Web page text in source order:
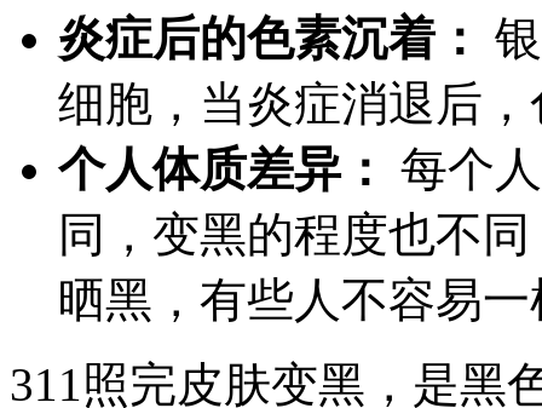
炎症后的色素沉着：
细胞，当炎症消退后
个人体质差异： 每个
同，变黑的程度也不
晒黑，有些人不容易一
311照完皮肤变黑，是黑